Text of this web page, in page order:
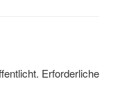
Erforderliche